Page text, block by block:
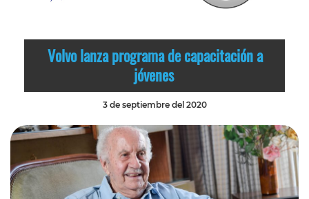
Volvo lanza programa de capacitación a
jóvenes
3 de septiembre del 2020